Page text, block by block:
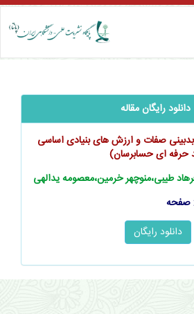
دانلود رایگان مقاله
صفات و ارزش های بنیادی اساسی
حرفه ای حسابرسان)
طیبی،منوچهر خرمین،معصومه یدالهی